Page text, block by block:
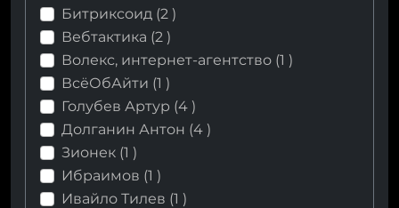
Битриксоид (2 )
Вебтактика (2 )
Волекс, интернет-агентство (1 )
ВсёОбАйти (1 )
Голубев Артур (4 )
Долганин Антон (4 )
Зионек (1 )
Ибраимов (1 )
Ивайло Тилев (1 )